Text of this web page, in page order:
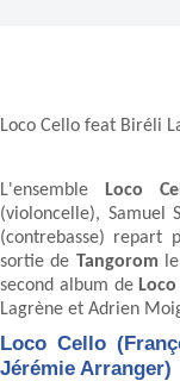
Loco Cello feat Biréli
L'ensemble Loco
(violoncelle), Samuel
(contrebasse) repart
sortie de Tangoromle
second album de
Lagrène et Adrien
Loco Cello
Jérémie Arranger)